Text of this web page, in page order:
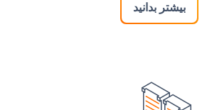
بیشتر بدانید